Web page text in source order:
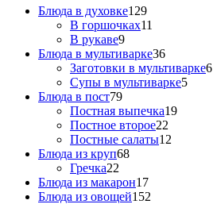
Блюда в духовке129
В горшочках11
В рукаве9
Блюда в мультиварке36
Заготовки в мультиварке6
Супы в мультиварке5
Блюда в пост79
Постная выпечка19
Постное второе22
Постные салаты12
Блюда из круп68
Гречка22
Блюда из макарон17
Блюда из овощей152